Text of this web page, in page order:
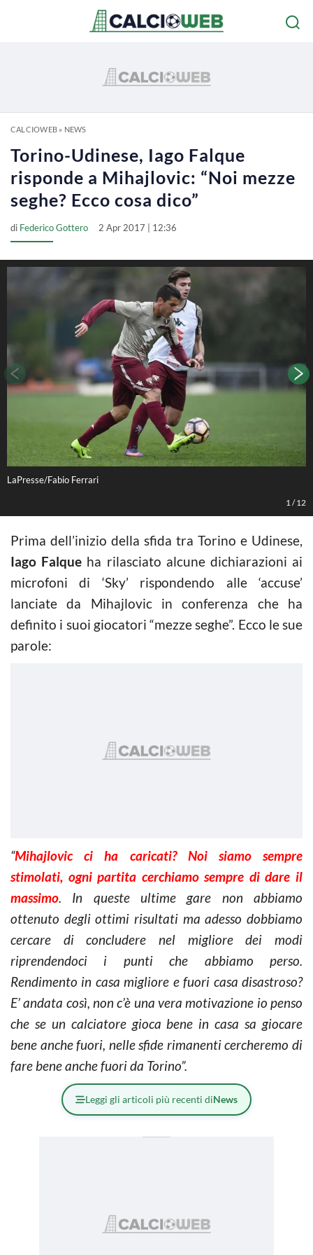
CALCIOWEB» NEWS
Torino-Udinese, Iago Falque
risponde a Mihajlovic: “Noi mezze
seghe? Ecco cosa dico”
di Federico Gottero 2 Apr 2017 | 12:36
LaPresse/Fabio Ferrari
1 /12
Prima dell’inizio della sfida tra Torino e Udinese,
Iago Falque ha rilasciato alcune dichiarazioni ai
microfoni di ‘Sky’ rispondendo alle ‘accuse’
lanciate da Mihajlovic in conferenza che ha
definito i suoi giocatori “mezze seghe”. Ecco le sue
parole:
“Mihajlovic ci ha caricati? Noi siamo sempre
stimolati, ogni partita cerchiamo sempre di dare il
massimo. In queste ultime gare non abbiamo
ottenuto degli ottimi risultati ma adesso dobbiamo
cercare di concludere nel migliore dei modi
riprendendoci i punti che abbiamo perso.
Rendimento in casa migliore e fuori casa disastroso?
E’ andata così, non c’è una vera motivazione io penso
che se un calciatore gioca bene in casa sa giocare
bene anche fuori, nelle sfide rimanenti cercheremo di
fare bene anche fuori da Torino”.
Leggi gli articoli più recenti diNews